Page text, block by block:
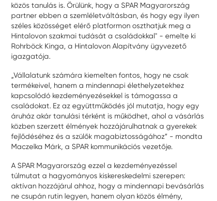
közös tanulás is. Örülünk, hogy a SPAR Magyarország
partner ebben a szemléletváltásban, és hogy egy ilyen
széles közösséget elérő platformon oszthatjuk meg a
Hintalovon szakmai tudását a családokkal" - emelte ki
Rohrböck Kinga, a Hintalovon Alapítvány ügyvezető
igazgatója.
„Vállalatunk számára kiemelten fontos, hogy ne csak
termékeivel, hanem a mindennapi élethelyzetekhez
kapcsolódó kezdeményezésekkel is támogassa a
családokat. Ez az együttműködés jól mutatja, hogy egy
áruház akár tanulási térként is működhet, ahol a vásárlás
közben szerzett élmények hozzájárulhatnak a gyerekek
fejlődéséhez és a szülők magabiztosságához” - mondta
Maczelka Márk, a SPAR kommunikációs vezetője.
A SPAR Magyarország ezzel a kezdeményezéssel
túlmutat a hagyományos kiskereskedelmi szerepen:
aktívan hozzájárul ahhoz, hogy a mindennapi bevásárlás
ne csupán rutin legyen, hanem olyan közös élmény,